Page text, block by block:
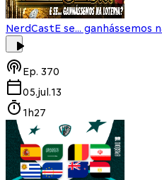
NerdCastE se... ganhássemos
Ep. 370
05.jul.13
1h27